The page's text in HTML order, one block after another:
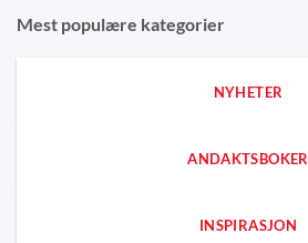
Mest populære kategorier
NYHETER
ANDAKTSBOKER
INSPIRASJON